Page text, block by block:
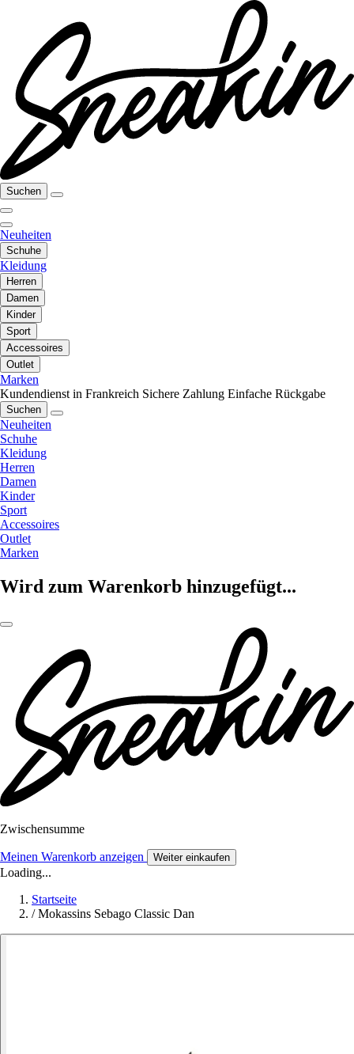
Suchen
Neuheiten
Schuhe
Kleidung
Herren
Damen
Kinder
Sport
Accessoires
Outlet
Marken
Kundendienst in Frankreich Sichere Zahlung Einfache Rückgabe
Suchen
Neuheiten
Schuhe
Kleidung
Herren
Damen
Kinder
Sport
Accessoires
Outlet
Marken
Wird zum Warenkorb hinzugefügt...
Zwischensumme
Meinen Warenkorb anzeigen Weiter einkaufen
Loading...
Startseite
/ Mokassins Sebago Classic Dan